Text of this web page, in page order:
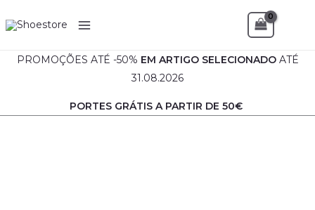
to
PROMOÇÕES ATÉ -50% EM ARTIGO SELECIONADO ATÉ
31.08.2026
PORTES GRÁTIS A PARTIR DE 50€
Senhora